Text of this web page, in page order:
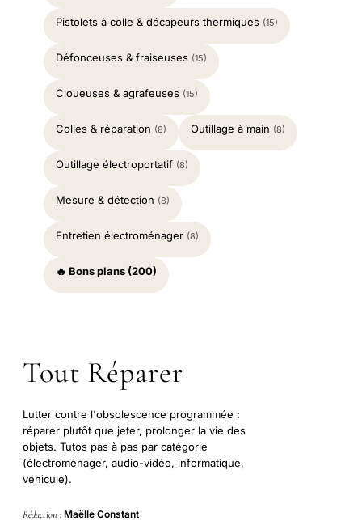
Pistolets à colle & décapeurs thermiques (15)
Défonceuses & fraiseuses (15)
Cloueuses & agrafeuses (15)
Colles & réparation (8) Outillage à main (8)
Outillage électroportatif (8)
Mesure & détection (8)
Entretien électroménager (8)
🔥 Bons plans (200)
Tout Réparer
Lutter contre l'obsolescence programmée :
réparer plutôt que jeter, prolonger la vie des
objets. Tutos pas à pas par catégorie
(électroménager, audio-vidéo, informatique,
véhicule).
Rédaction : Maëlle Constant